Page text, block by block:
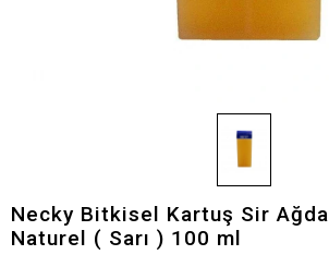
Necky Bitkisel Kartuş Sir Ağda
Naturel ( Sarı ) 100 ml